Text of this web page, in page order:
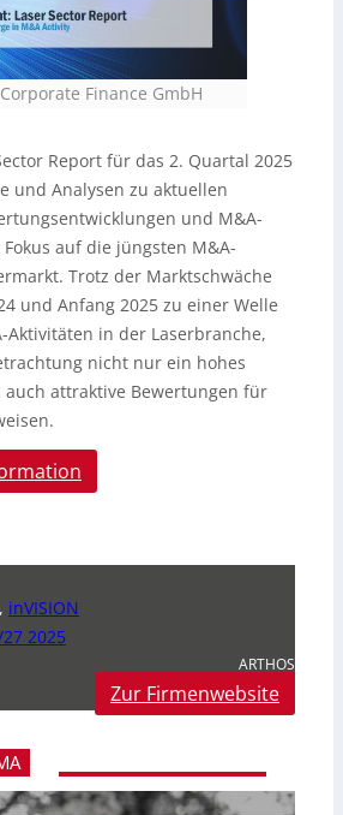
Finance GmbH
Report für das 2. Quartal 2025
und Analysen zu aktuellen
und M&A-
auf die jüngsten M&A-
Trotz der Marktschwäche
und Anfang 2025 zu einer Welle
Aktivitäten in der Laserbranche,
nicht nur ein hohes
auch attraktive Bewertungen für
, inVISION
2025
ARTHOS
Zur Firmenwebsite